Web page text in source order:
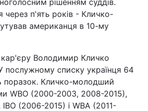
рішенням суддів.
через п'ять років - Кличко-
американця в 10-му
Володимир Кличко
послужному списку українця 64
поразок. Кличко-молодший
WBO (2000-2003, 2008-2015),
(2006-2015) і WBA (2011-